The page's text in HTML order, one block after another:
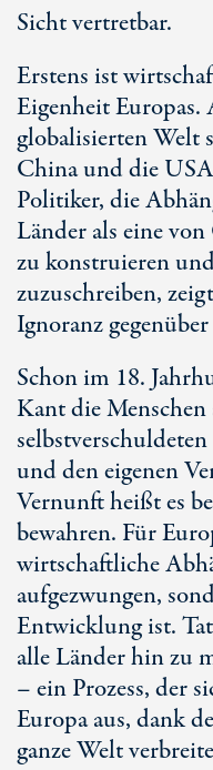
Sicht vertretbar.
Erstens ist
Eigenheit
globalisierten Welt
China und die
Politiker, die
Länder als eine
zu konstruieren
zuzuschreiben,
Ignoranz
Schon im 18.
Kant die Menschen
und den eigenen
Vernunft heißt es
bewahren. Für
wirtschaftliche
aufgezwungen,
Entwicklung ist.
alle Länder hin zu
– ein Prozess, der
Europa aus, dank
ganze Welt